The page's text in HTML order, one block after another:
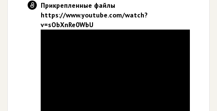
Прикрепленные файлы
https://www.youtube.com/watch?
v=sObXnRe0WbU